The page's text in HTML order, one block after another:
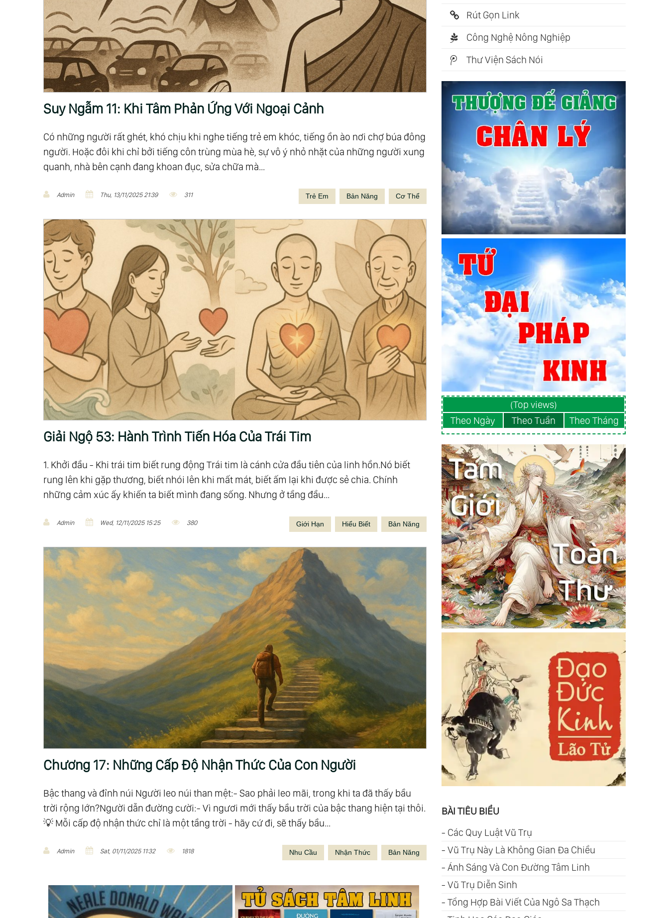
Suy Ngẫm 11: Khi Tâm Phản Ứng Với Ngoại Cảnh
Có những người rất ghét, khó chịu khi nghe tiếng trẻ em khóc, tiếng ồn ào nơi chợ búa đông
người. Hoặc đôi khi chỉ bởi tiếng côn trùng mùa hè, sự vô ý nhỏ nhặt của những người xung
quanh, nhà bên cạnh đang khoan đục, sửa chữa mà...
Admin Thu, 13/11/2025 21:39 311 Trẻ Em Bản Năng Cơ Thể
Giải Ngộ 53: Hành Trình Tiến Hóa Của Trái Tim
1. Khởi đầu - Khi trái tim biết rung động Trái tim là cánh cửa đầu tiên của linh hồn.Nó biết
rung lên khi gặp thương, biết nhói lên khi mất mát, biết ấm lại khi được sẻ chia. Chính
những cảm xúc ấy khiến ta biết mình đang sống. Nhưng ở tầng đầu...
Admin Wed, 12/11/2025 15:25 380 Giới Hạn Hiểu Biết Bản Năng
Chương 17: Những Cấp Độ Nhận Thức Của Con Người
Bậc thang và đỉnh núi Người leo núi than mệt:- Sao phải leo mãi, trong khi ta đã thấy bầu
trời rộng lớn?Người dẫn đường cười:- Vì ngươi mới thấy bầu trời của bậc thang hiện tại thôi.
💡 Mỗi cấp độ nhận thức chỉ là một tầng trời - hãy cứ đi, sẽ thấy bầu...
Admin Sat, 01/11/2025 11:32 1818 Nhu Cầu Nhận Thức Bản Năng
Rút Gọn Link
Công Nghệ Nông Nghiệp
Thư Viện Sách Nói
(Top views)
Theo Ngày
Theo Tuần Theo Tháng
BÀI TIÊU BIỂU
- Các Quy Luật Vũ Trụ
- Vũ Trụ Này Là Không Gian Đa Chiều
- Ánh Sáng Và Con Đường Tâm Linh
- Vũ Trụ Diễn Sinh
- Tổng Hợp Bài Viết Của Ngô Sa Thạch